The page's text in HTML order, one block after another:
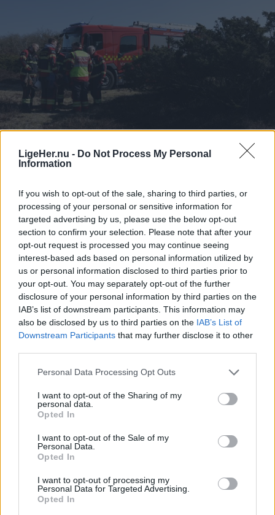
LigeHer.nu - Do Not Process My Personal
Information
If you wish to opt-out of the sale, sharing to third parties, or
processing of your personal or sensitive information for
targeted advertising by us, please use the below opt-out
section to confirm your selection. Please note that after your
opt-out request is processed you may continue seeing
interest-based ads based on personal information utilized by
us or personal information disclosed to third parties prior to
your opt-out. You may separately opt-out of the further
disclosure of your personal information by third parties on the
IAB’s list of downstream participants. This information may
also be disclosed by us to third parties on the IAB’s List of
Downstream Participants that may further disclose it to other
Personal Data Processing Opt Outs
I want to opt-out of the Sharing of my
personal data.
Opted In
I want to opt-out of the Sale of my
Personal Data.
Opted In
I want to opt-out of processing my
Personal Data for Targeted Advertising.
Opted In
kendte rammer på bakken bag byen.
Programmet spændte bredt med etablerede
navne på hovedscenen.
Her åbnede Poul Krebs & Band, mens publikum
Godt nyt: Hjælpen kommer hurtigere
frem
Emilie Nesheim Shaw
Følg os på Discover
09. august 2026 kl. 14.03
NORDJYLLAND: De kommunale
redningsberedskaber i Nordjylland blev hurtigere
til at sende det første køretøj af sted i 2025.
Redningsberedskabet i tal 2025, hvor Region
Nordjylland er den region, der havde den mest
positive udvikling.
Den gennemsnitlige afgangstid faldt fra 3